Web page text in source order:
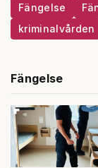
Fängelse
kriminalvården
Fängelse